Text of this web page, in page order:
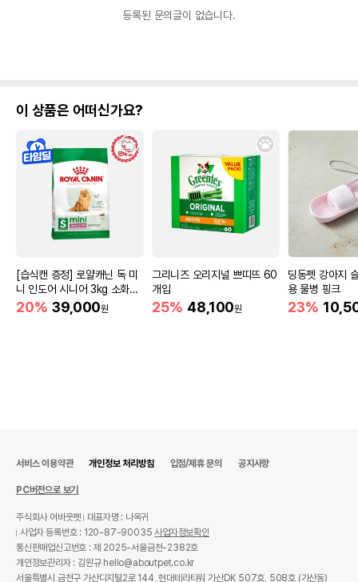
등록된 문의글이 없습니다.
이 상품은 어떠신가요?
[습식캔 증정] 로얄캐닌 독 미
니 인도어 시니어 3kg 소화도
움
20% 39,000원
그리니즈 오리지널 쁘띠뜨 60
개입
25% 48,100원
딩동펫 강아지
용 물병 핑크
23%
서비스 이용약관 개인정보 처리방침 입점/제휴 문의 공지사항
PC버전으로 보기
주식회사 어바웃펫
대표자명 : 나옥귀
사업자 등록번호 : 120-87-90035사업자정보확인
통신판매업신고번호 : 제 2025-서울금천-2382호
개인정보관리자 : 김원규 hello@aboutpet.co.kr
서울특별시 금천구 가산디지털2로 144, 현대테라타워 가산DK 507호, 508호 (가산동)